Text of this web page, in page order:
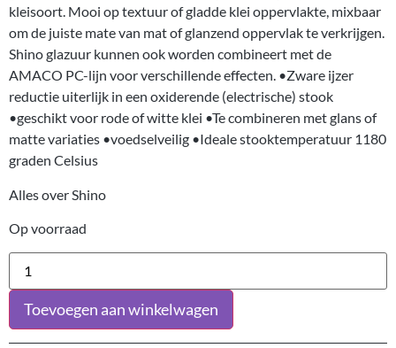
kleisoort. Mooi op textuur of gladde klei oppervlakte, mixbaar
om de juiste mate van mat of glanzend oppervlak te verkrijgen.
Shino glazuur kunnen ook worden combineert met de
AMACO PC-lijn voor verschillende effecten. •Zware ijzer
reductie uiterlijk in een oxiderende (electrische) stook
•geschikt voor rode of witte klei •Te combineren met glans of
matte variaties •voedselveilig •Ideale stooktemperatuur 1180
graden Celsius
Alles over Shino
Op voorraad
Toevoegen aan winkelwagen